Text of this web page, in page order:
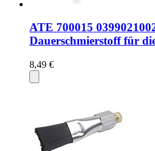
ATE 700015
Dauerschmierstoff für
8,49 €